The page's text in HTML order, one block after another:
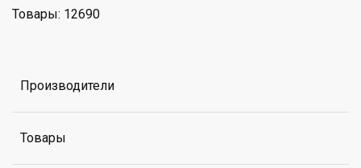
Товары: 12690
Производители
Товары